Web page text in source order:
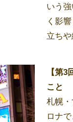
いう
く影
立ち
【第
こと
札幌
ロナ